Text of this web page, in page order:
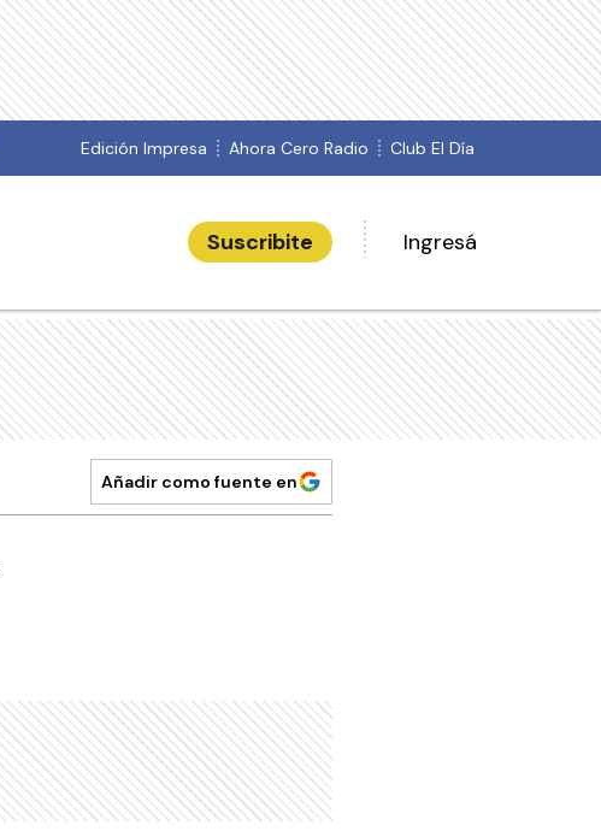
Edición Impresa Ahora Cero Radio Club El Día
Suscribite Ingresá
Añadir como fuente en